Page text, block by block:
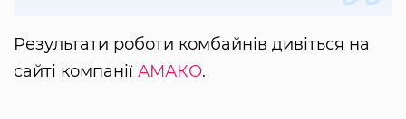
Результати роботи комбайнів дивіться на
сайті компанії АМАКО.